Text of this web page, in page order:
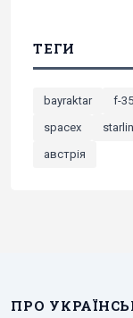
ТЕГИ
bayraktar f-35
spacex
австрія
ПРО